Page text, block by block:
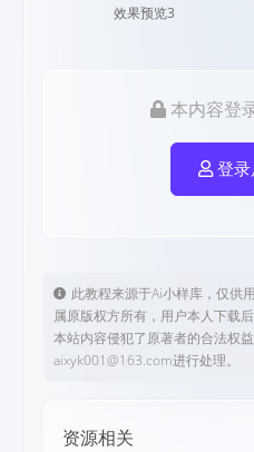
效果预览3
本内容登
登录
此教程来源于Ai小样库，仅供
属原版权方所有，用户本人下载
本站内容侵犯了原著者的合法权
aixyk001@163.com进行处理。
资源相关